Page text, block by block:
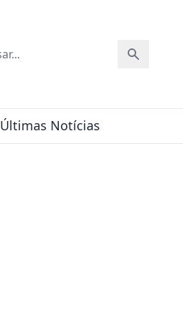
Últimas Notícias